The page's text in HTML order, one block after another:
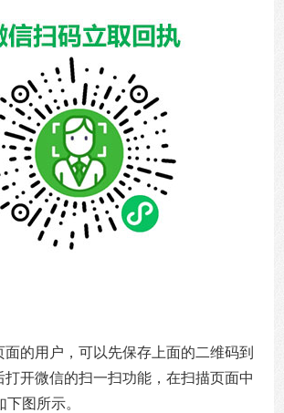
面的用户，可以先保存上面的二维码到
打开微信的扫一扫功能，在扫描页面中
下图所示。